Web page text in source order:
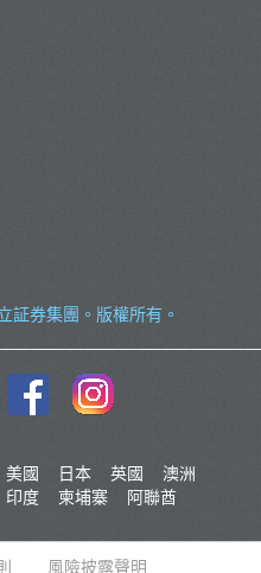
証券集團 。版權所有。
美國 日本 英國
澳洲
印度 柬埔寨
阿聯酋
風險披露聲明